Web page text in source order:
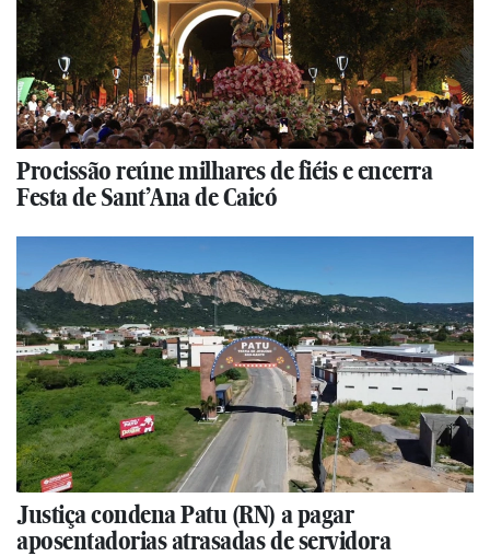
Procissão reúne milhares de fiéis e encerra
Festa de Sant’Ana de Caicó
Justiça condena Patu (RN) a pagar
aposentadorias atrasadas de servidora